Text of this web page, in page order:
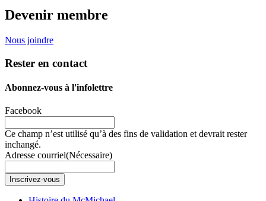
Devenir membre
Nous joindre
Rester en contact
Abonnez-vous à l'infolettre
Facebook
Ce champ n’est utilisé qu’à des fins de validation et devrait rester
inchangé.
Adresse courriel(Nécessaire)
Inscrivez-vous